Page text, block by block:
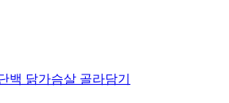
백 닭가슴살 골라담기